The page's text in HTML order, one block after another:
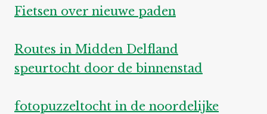
Fietsen over nieuwe paden
Routes in Midden Delfland
speurtocht door de binnenstad
fotopuzzeltocht in de noordelijke